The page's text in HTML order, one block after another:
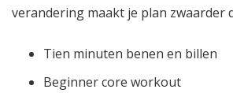
verandering maakt je plan zwaarder
Tien minuten benen en billen
Beginner core workout